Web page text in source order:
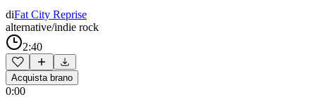
diFat City Reprise
alternative/indie rock
2:40
Acquista brano
0:00